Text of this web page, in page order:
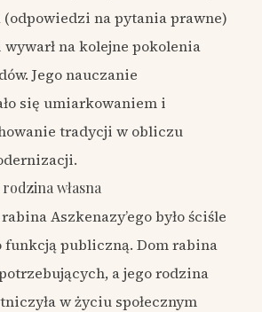
na pytania prawne)
wywarł na kolejne pokolenia
Jego nauczanie
się umiarkowaniem i
tradycji w obliczu
własna
Aszkenazy’ego było ściśle
funkcją publiczną. Dom rabina
a jego rodzina
w życiu społecznym